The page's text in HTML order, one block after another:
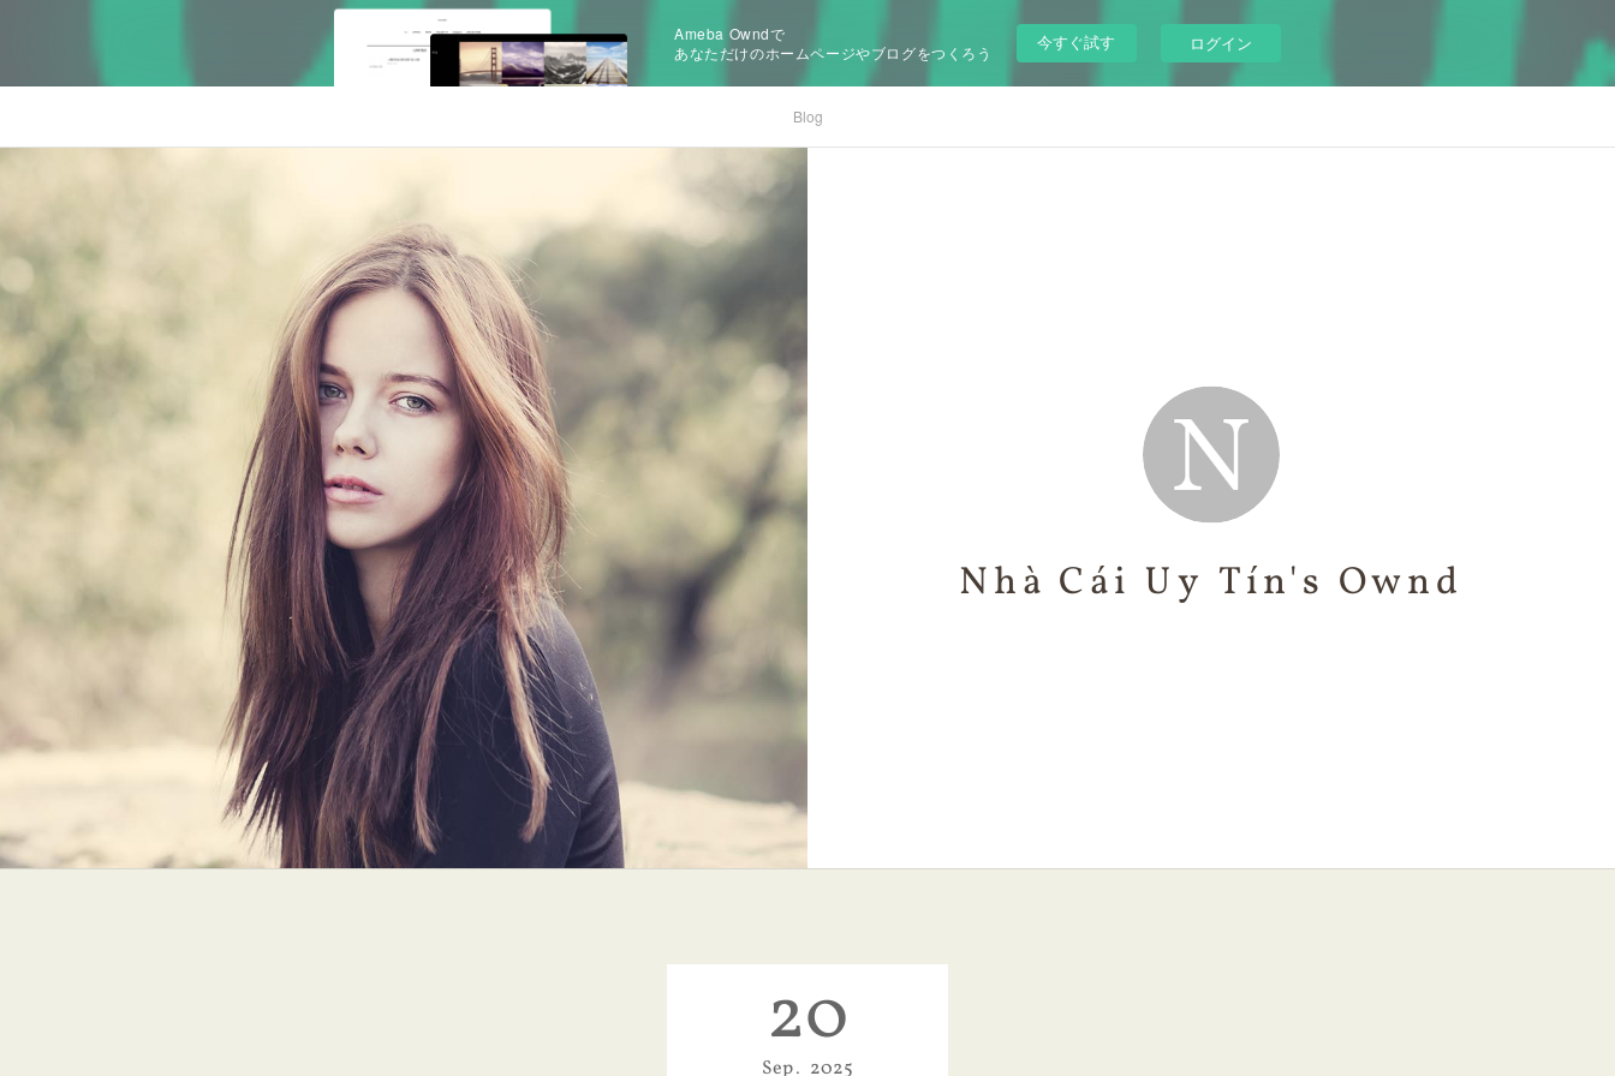
Ameba Owndで
あなただけのホームページやブログをつくろう
今すぐ試す ログイン
Blog
Nhà Cái Uy Tín's Ownd
20
Sep 2025